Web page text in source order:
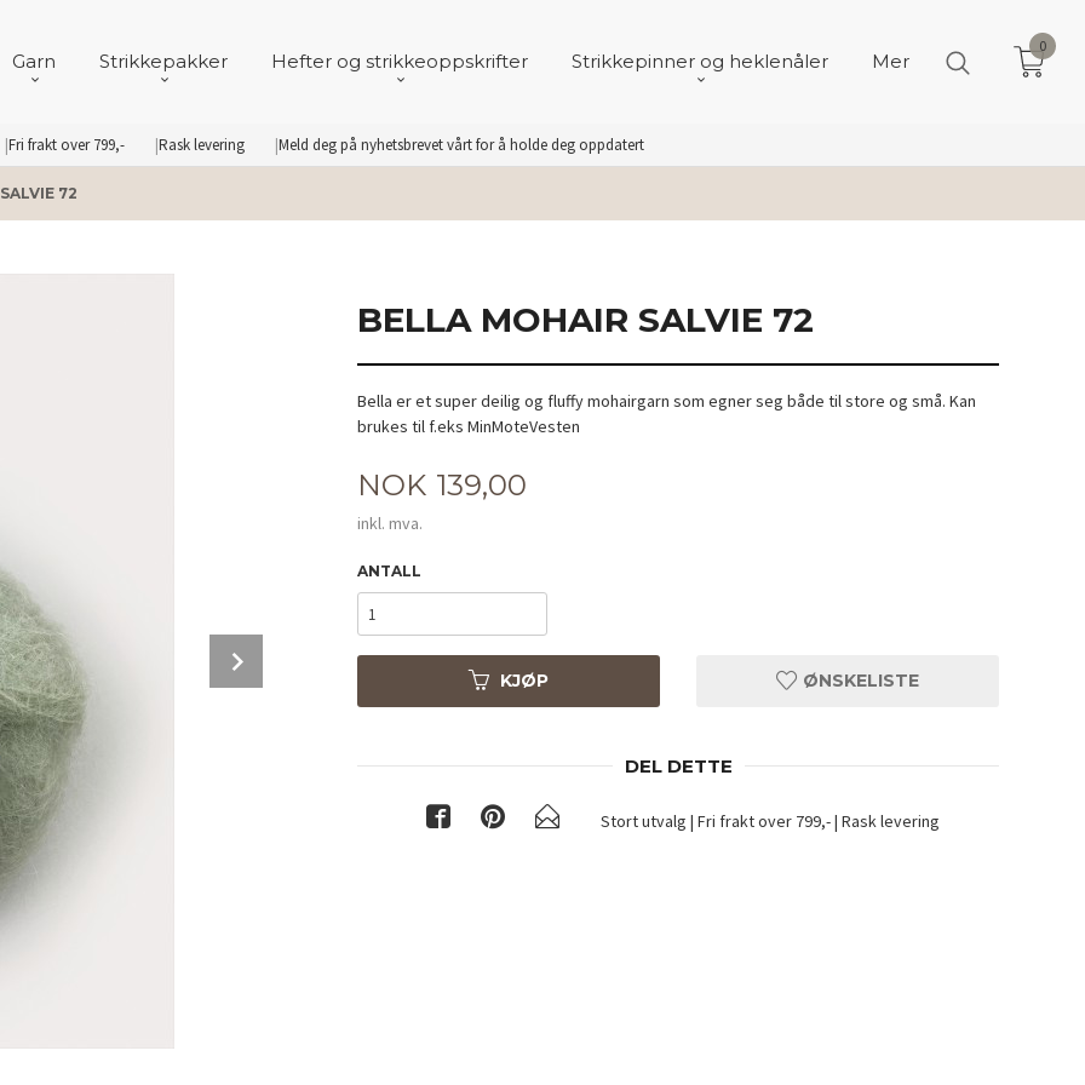
Fri frakt over 799,- Rask levering Meld deg på nyhetsbrevet vårt for å holde deg oppdatert
Garn Strikkepakker Hefter og strikkeoppskrifter Strikkepinner og heklenåler Mer
0
72
BELLA MOHAIR SALVIE 72
Bella er et super deilig og fluffy mohairgarn som egner seg både til store og små. Kan
brukes til f.eks MinMoteVesten
Pris
NOK 139,00
inkl. mva.
ANTALL
KJØP ØNSKELISTE
DEL DETTE
Stort utvalg | Fri frakt over 799,- | Rask levering